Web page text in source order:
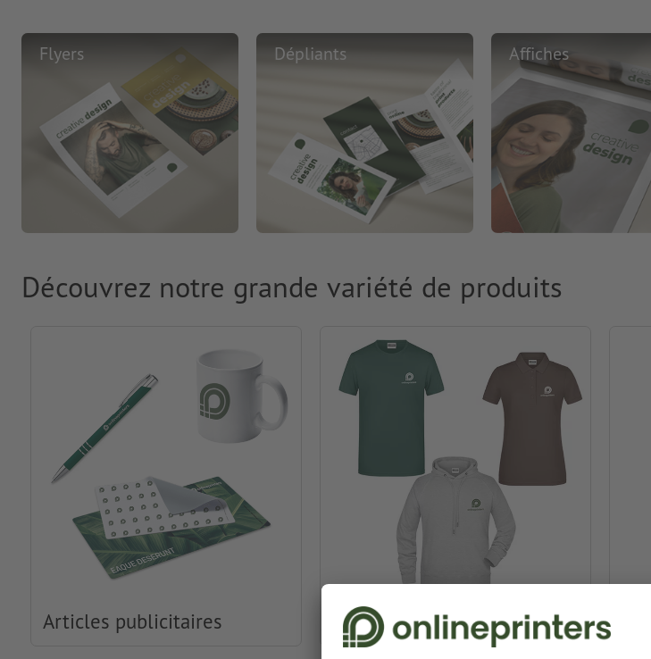
Flyers Dépliants Affiches
Découvrez notre grande variété de produits
Articles publicitaires Habillement & Textiles